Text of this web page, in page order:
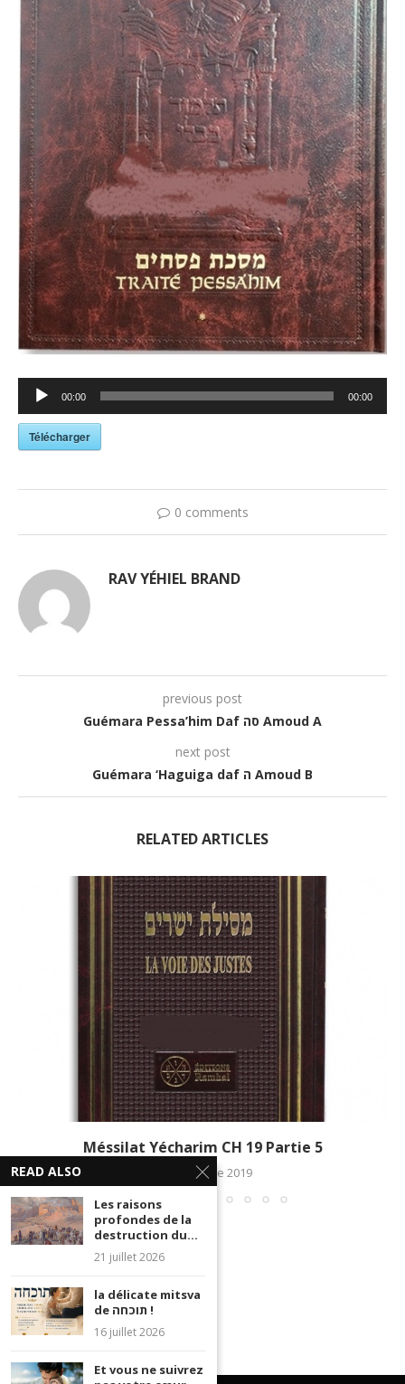
Lecteur
audio
00:00 00:00
Télécharger
0 comments
RAV YÉHIEL BRAND
previous post
Guémara Pessa’him Daf סה Amoud A
next post
Guémara ‘Haguiga daf ה Amoud B
RELATED ARTICLES
Méssilat Yécharim CH 19 Partie 5
19 décembre 2019
READ ALSO
Les raisons
profondes de la
destruction du...
21 juillet 2026
la délicate mitsva
de תוכחה !
16 juillet 2026
Et vous ne suivrez